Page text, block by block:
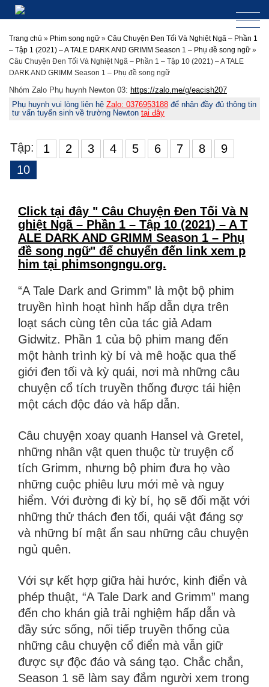
Trang chủ » Phim song ngữ » Câu Chuyện Đen Tối Và Nghiệt Ngã – Phần 1
– Tập 1 (2021) – A TALE DARK AND GRIMM Season 1 – Phụ đề song ngữ »
Câu Chuyện Đen Tối Và Nghiệt Ngã – Phần 1 – Tập 10 (2021) – A TALE
DARK AND GRIMM Season 1 – Phụ đề song ngữ
Nhóm Zalo Phụ huynh Newton 03: https://zalo.me/g/eacish207
Phụ huynh vui lòng liên hệ Zalo: 0376953188 để nhận đầy đủ thông tin
tư vấn tuyển sinh về trường Newton tại đây
Tập: 1 2 3 4 5 6 7 8
9
10
Click tại đây " Câu Chuyện Đen Tối Và N
ghiệt Ngã – Phần 1 – Tập 10 (2021) – A T
ALE DARK AND GRIMM Season 1 – Phụ
đề song ngữ" để chuyển đến link xem p
him tại phimsongngu.org.
“A Tale Dark and Grimm” là một bộ phim
truyền hình hoạt hình hấp dẫn dựa trên
loạt sách cùng tên của tác giả Adam
Gidwitz. Phần 1 của bộ phim mang đến
một hành trình kỳ bí và mê hoặc qua thế
giới đen tối và kỳ quái, nơi mà những câu
chuyện cổ tích truyền thống được tái hiện
một cách độc đáo và hấp dẫn.
Câu chuyện xoay quanh Hansel và Gretel,
những nhân vật quen thuộc từ truyện cổ
tích Grimm, nhưng bộ phim đưa họ vào
những cuộc phiêu lưu mới mẻ và nguy
hiểm. Với đường đi kỳ bí, họ sẽ đối mặt với
những thử thách đen tối, quái vật đáng sợ
và những bí mật ẩn sau những câu chuyện
ngủ quên.
Với sự kết hợp giữa hài hước, kinh điển và
phép thuật, “A Tale Dark and Grimm” mang
đến cho khán giả trải nghiệm hấp dẫn và
đầy sức sống, nối tiếp truyền thống của
những câu chuyện cổ điển mà vẫn giữ
được sự độc đáo và sáng tạo. Chắc chắn,
Season 1 sẽ làm say đắm người xem trong